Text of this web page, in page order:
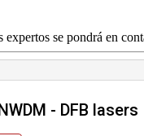
se pondrá en
- DFB lasers